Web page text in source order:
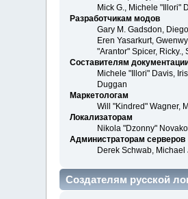
Mick G., Michele "Illori"
Разработчикам модов
Gary M. Gadsdon,
Eren Yasarkurt,
"Arantor" Spicer, Ricky.,
Составителям
Michele "Illori" Davis,
Duggan
Маркетологам
Will "Kindred" Wagner,
Локализаторам
Nikola "Dzonny"
Администраторам серверов
Derek Schwab,
Создателям русской